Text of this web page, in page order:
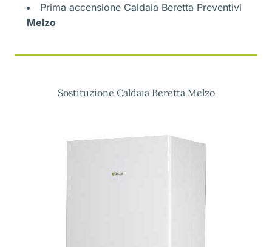
Prima accensione Caldaia Beretta Preventivi
Melzo
Sostituzione Caldaia Beretta Melzo